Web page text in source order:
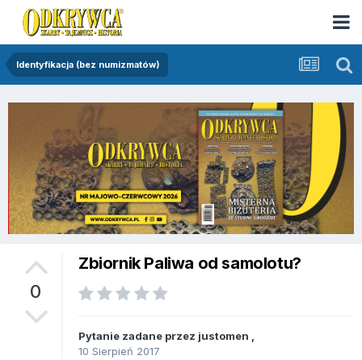
Identyfikacja (bez numizmatów)
0
Zbiornik Paliwa od samolotu?
Pytanie zadane przez justomen
10 Sierpień 2017